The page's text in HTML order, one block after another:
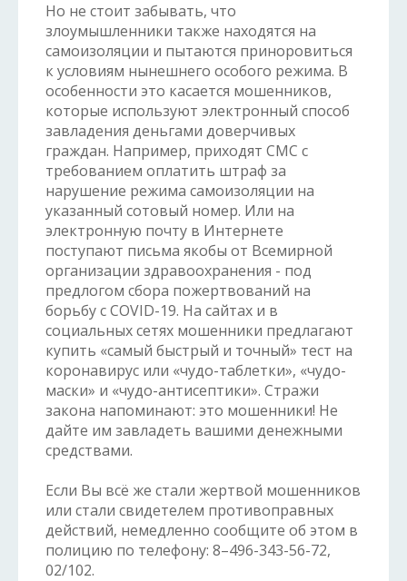
Но не стоит забывать, что
злоумышленники также находятся на
самоизоляции и пытаются приноровиться
к условиям нынешнего особого режима. В
особенности это касается мошенников,
которые используют электронный способ
завладения деньгами доверчивых
граждан. Например, приходят СМС с
требованием оплатить штраф за
нарушение режима самоизоляции на
указанный сотовый номер. Или на
электронную почту в Интернете
поступают письма якобы от Всемирной
организации здравоохранения - под
предлогом сбора пожертвований на
борьбу с COVID-19. На сайтах и в
социальных сетях мошенники предлагают
купить «самый быстрый и точный» тест на
коронавирус или «чудо-таблетки», «чудо-
маски» и «чудо-антисептики». Стражи
закона напоминают: это мошенники! Не
дайте им завладеть вашими денежными
средствами.
Если Вы всё же стали жертвой мошенников
или стали свидетелем противоправных
действий, немедленно сообщите об этом в
полицию по телефону: 8–496-343-56-72,
02/102.